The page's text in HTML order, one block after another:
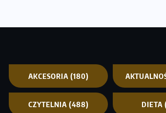
AKCESORIA (180)
CZYTELNIA (488) DIETA